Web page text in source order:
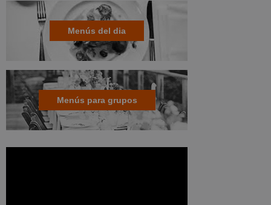
Menús del dia
Menús para grupos